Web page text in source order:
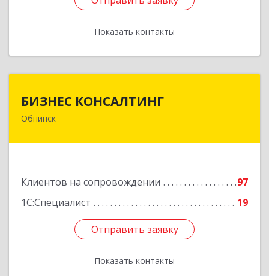
Показать контакты
Назад
БИЗНЕС КОНСАЛТИНГ
Обнинск
Клиентов на сопровождении
97
1С:Специалист
19
Отправить заявку
Показать контакты
249032, Калужская обл, Обнинск г, Курчатова ул,
Отправить заявку
Назад